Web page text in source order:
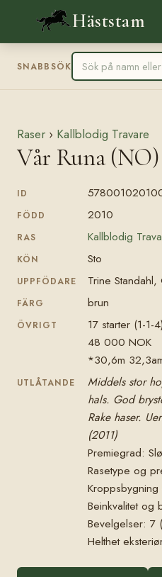
Häststam
SNABBSÖK
Raser › Kallblodig Travare
Vår Runa (NO)
ID
FÖDD 2010
RAS Kallblodig
KÖN Sto
UPPFÖDARE Trine
FÄRG brun
ÖVRIGT
17 starter (1-1-4)
48 000 NOK
*30,6m
UTLÅTANDE
Middels stor
hals. God
Rake haser.
(2011)
Premiegrad:
Rasetype og
Beinkvalitet og
Bevelgelser: 7
Helthet